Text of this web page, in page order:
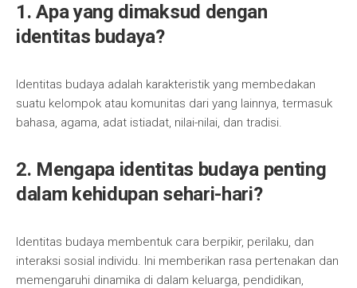
1. Apa yang dimaksud dengan
identitas budaya?
Identitas budaya adalah karakteristik yang membedakan
suatu kelompok atau komunitas dari yang lainnya, termasuk
bahasa, agama, adat istiadat, nilai-nilai, dan tradisi.
2. Mengapa identitas budaya penting
dalam kehidupan sehari-hari?
Identitas budaya membentuk cara berpikir, perilaku, dan
interaksi sosial individu. Ini memberikan rasa pertenakan dan
memengaruhi dinamika di dalam keluarga, pendidikan,